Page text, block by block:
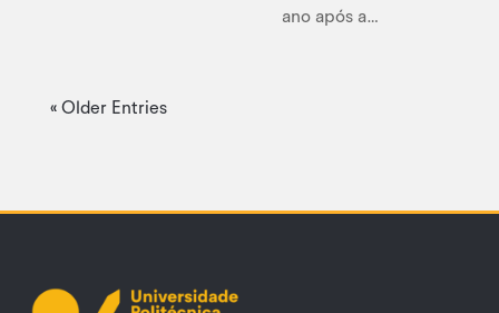
pela CLDS 5G do
ano após a
« Older Entries